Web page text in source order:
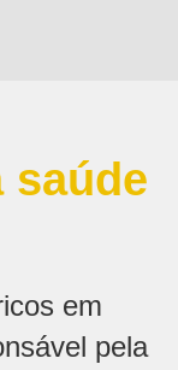
saúde
em
pela